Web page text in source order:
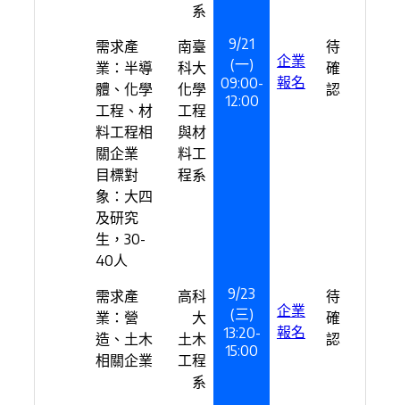
系
需求產
業：半導
體、化學
工程、材
料工程相
關企業
目標對
象：大四
及研究
生，30-
40人
南臺
科大
化學
工程
與材
料工
程系
9/21
(一)
09:00-
12:00
企業
報名
待
確
認
需求產
業：營
造、土木
相關企業
高科
大
土木
工程
系
9/23
(三)
13:20-
15:00
企業
報名
待
確
認